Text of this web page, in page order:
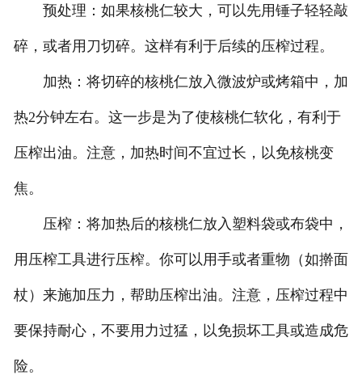
预处理：如果核桃仁较大，可以先用锤子轻轻敲
碎，或者用刀切碎。这样有利于后续的压榨过程。
加热：将切碎的核桃仁放入微波炉或烤箱中，加
热2分钟左右。这一步是为了使核桃仁软化，有利于
压榨出油。注意，加热时间不宜过长，以免核桃变
焦。
压榨：将加热后的核桃仁放入塑料袋或布袋中，
用压榨工具进行压榨。你可以用手或者重物（如擀面
杖）来施加压力，帮助压榨出油。注意，压榨过程中
要保持耐心，不要用力过猛，以免损坏工具或造成危
险。